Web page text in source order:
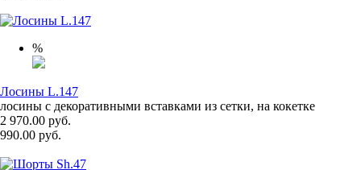
%
Лосины L.147
лосины с декоративными вставками из сетки, на кокетке
2 970.00 руб.
990.00 руб.